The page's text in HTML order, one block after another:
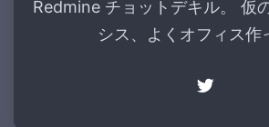
Redmine チョットデキル。 仮
シス、よくオフィス作